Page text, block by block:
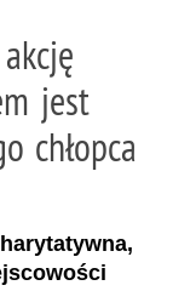
jest
chłopca